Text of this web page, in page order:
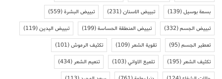
بسمة بوسيل(139) تبييض الاسنان(231) تبييض البشرة(559)
تبييض الجسم(332) تبييض المنطقة الحساسة(199) تبييض اليدين(119)
تعطير الجسم(95) تقوية الشعر(109) تكثيف الرموش(101)
تكثيف الشعر(195) تلميع الاواني(103) تنعيم الشعر(434)